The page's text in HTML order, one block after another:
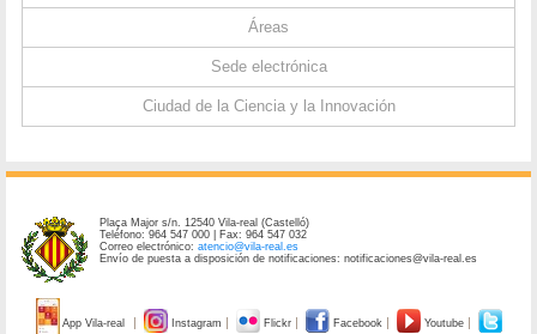
Áreas
Sede electrónica
Ciudad de la Ciencia y la Innovación
Plaça Major s/n. 12540 Vila-real (Castelló)
Teléfono: 964 547 000 | Fax: 964 547 032
Correo electrónico:atencio@vila-real.es
Envío de puesta a disposición de notificaciones: notificaciones@vila-real.es
App Vila-real Instagram Flickr Facebook Youtube